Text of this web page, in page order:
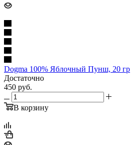
Dogma 100% Яблочный Пунш, 20 гр
Достаточно
450 руб.
В корзину